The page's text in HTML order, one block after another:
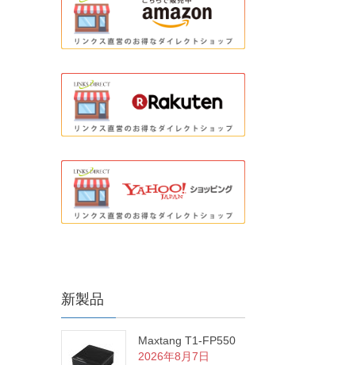
新製品
Maxtang T1-FP550
2026年8月7日